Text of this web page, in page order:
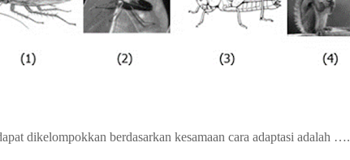
dikelompokkan berdasarkan kesamaan cara adaptasi adalah ….